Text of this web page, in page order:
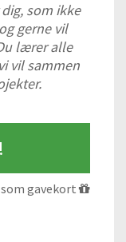
som ikke
gerne vil
lærer alle
vil sammen
gavekort